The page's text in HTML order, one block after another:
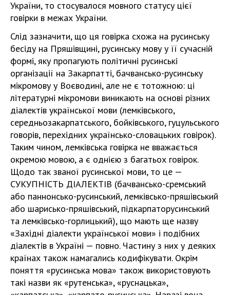
України, то стосувалося мовного статусу цієї
говірки в межах України.
Слід зазначити, що ця говірка схожа на русинську
бесіду на Пряшівщині, русинську мову у її сучасній
формі, яку пропагують політичні русинські
організації на Закарпатті, бачвансько-русинську
мікромову у Воєводині, але не є тотожною: ці
літературні мікромови виникають на основі різних
діалектів української мови (лемківського,
середньозакарпатського, бойківського, гуцульського
говорів, перехідних українсько-словацьких говірок).
Таким чином, лемківська говірка не вважається
окремою мовою, а є однією з багатьох говірок.
Щодо так званої русинської мови, то це —
СУКУПНІСТЬ ДІАЛЕКТІВ (бачвансько-сремський
або паннонсько-русинський, лемківсько-пряшівський
або шарисько-пряшівський, підкарпаторусинський
та лемківсько-горлицький), що мають ще назву
«Західні діалекти української мови» і подібних
діалектів в Україні — повно. Частину з них у деяких
країнах також намагались кодифікувати. Окрім
поняття «русинська мова» також використовують
такі назви як «рутенська», «руснацька»,